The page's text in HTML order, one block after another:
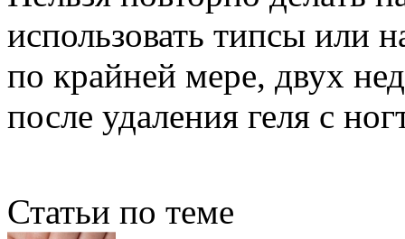
использовать типсы или
по крайней мере, двух
после удаления геля с
Статьи по теме